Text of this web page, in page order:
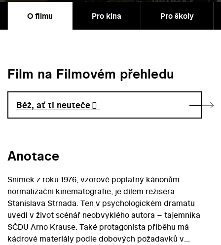
O filmu Pro kina Pro školy
Film na Filmovém přehledu
Běž, ať ti neuteče
Anotace
Snímek z roku 1976, vzorově poplatný kánonům
normalizační kinematografie, je dílem režiséra
Stanislava Strnada. Ten v psychologickém dramatu
uvedl v život scénář neobvyklého autora – tajemníka
SČDU Arno Krause. Také protagonista příběhu má
kádrové materiály podle dobových požadavků v